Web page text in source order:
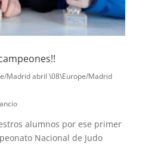
Madrid abril \08\Europe/Madrid
alumnos por ese primer
Nacional de Judo